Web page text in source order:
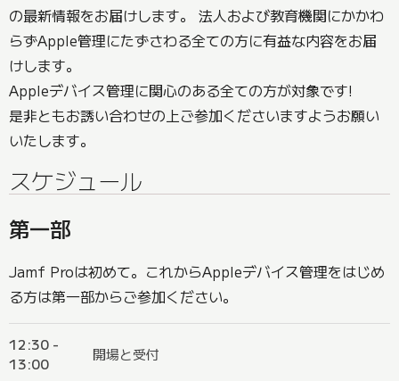
の最新情報をお届けします。 法人および教育機関にかかわ
らずApple管理にたずさわる全ての方に有益な内容をお届
けします。
Appleデバイス管理に関心のある全ての方が対象です!
是非ともお誘い合わせの上ご参加くださいますようお願い
いたします。
スケジュール
第一部
Jamf Proは初めて。これからAppleデバイス管理をはじめ
る方は第一部からご参加ください。
12:30 -
13:00
開場と受付